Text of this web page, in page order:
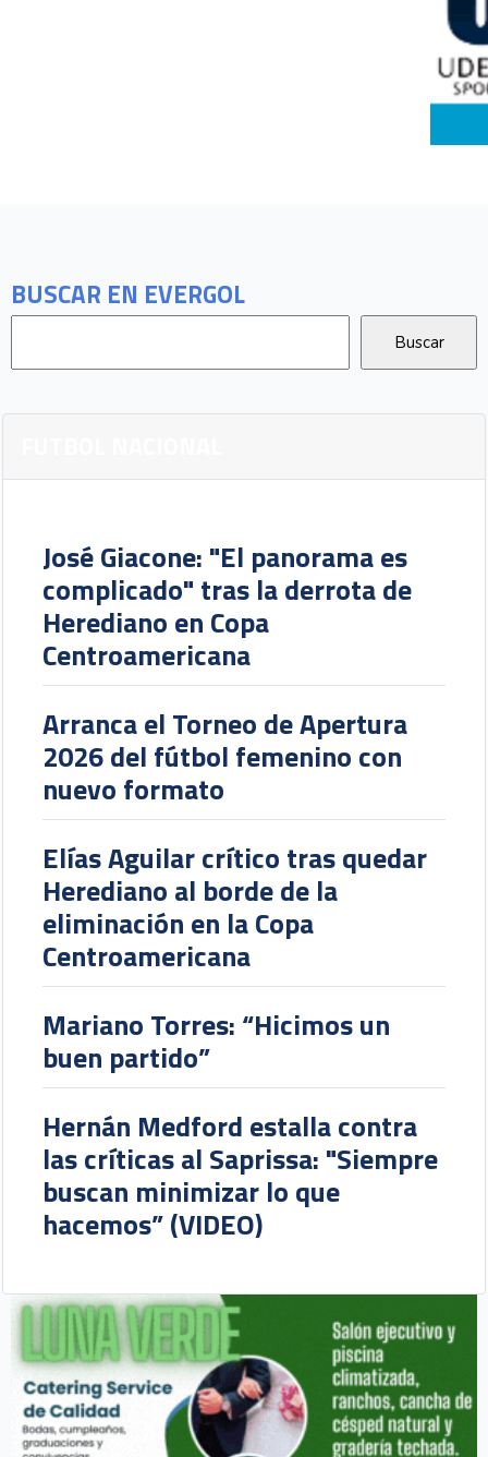
BUSCAR EN EVERGOL
José Giacone: "El panorama es
complicado" tras la derrota de
Herediano en Copa
Centroamericana
Arranca el Torneo de Apertura
2026 del fútbol femenino con
nuevo formato
Elías Aguilar crítico tras quedar
Herediano al borde de la
eliminación en la Copa
Centroamericana
Mariano Torres: “Hicimos un
buen partido”
Hernán Medford estalla contra
las críticas al Saprissa: "Siempre
buscan minimizar lo que
hacemos” (VIDEO)